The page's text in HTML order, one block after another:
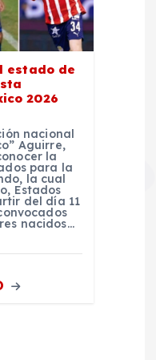
estado de
2026
nacional
Aguirre,
la
para la
la cual
Estados
del día 11
nacidos…